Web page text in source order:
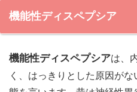
機能性ディスペプシア
機能性ディスペプシアは、
く、はっきりとした原因が